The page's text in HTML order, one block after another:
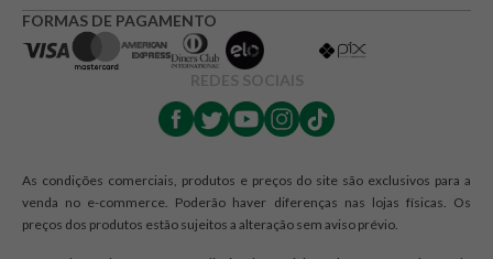
FORMAS DE PAGAMENTO
REDES SOCIAIS
As condições comerciais, produtos e preços do site são exclusivos para a
venda no e-commerce. Poderão haver diferenças nas lojas físicas. Os
preços dos produtos estão sujeitos a alteração sem aviso prévio.